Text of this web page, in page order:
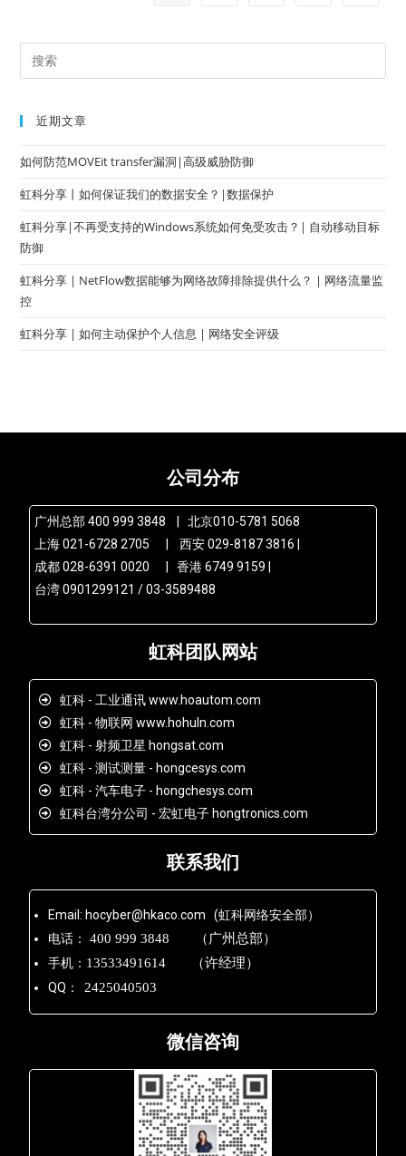
近期文章
如何防范MOVEit transfer漏洞|高级威胁防御
虹科分享丨如何保证我们的数据安全？|数据保护
虹科分享|不再受支持的Windows系统如何免受攻击？| 自动移动目标
防御
虹科分享 | NetFlow数据能够为网络故障排除提供什么？ | 网络流量监
控
虹科分享 | 如何主动保护个人信息 | 网络安全评级
公司分布
广州总部 400 999 3848 | 北京010-5781 5068
上海 021-6728 2705 | 西安 029-8187 3816 |
成都 028-6391 0020 | 香港 6749 9159 |
台湾 0901299121 / 03-3589488
虹科团队网站
虹科 - 工业通讯 www.hoautom.com
虹科 - 物联网 www.hohuln.com
虹科 - 射频卫星 hongsat.com
虹科 - 测试测量 - hongcesys.com
虹科 - 汽车电子 - hongchesys.com
虹科台湾分公司 - 宏虹电子 hongtronics.com
联系我们
Email: hocyber@hkaco.com (虹科网络安全部）
电话：
400 999 3848 （广州总部）
手机： 13533491614 （许经理）
QQ： 2425040503
微信咨询